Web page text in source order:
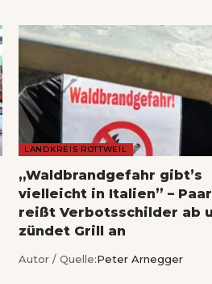
LANDKREIS ROTTWEIL
„Waldbrandgefahr gibt’s
vielleicht in Italien” – Paar
reißt Verbotsschilder ab
zündet Grill an
Autor / Quelle:Peter Arnegger